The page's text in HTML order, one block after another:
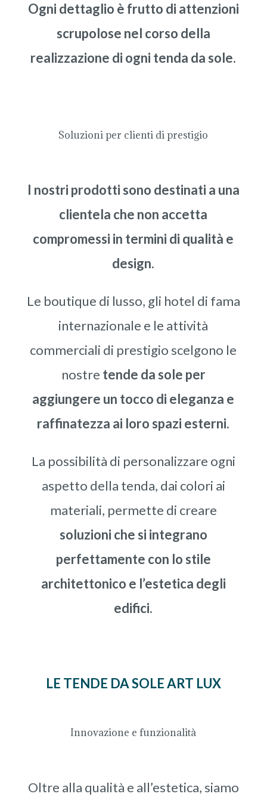
Ogni dettaglio è frutto di attenzioni
scrupolose nel corso della
realizzazione di ogni tenda da sole.
Soluzioni per clienti di prestigio
I nostri prodotti sono destinati a una
clientela che non accetta
compromessi in termini di qualità e
design.
Le boutique di lusso, gli hotel di fama
internazionale e le attività
commerciali di prestigio scelgono le
nostre tende da sole per
aggiungere un tocco di eleganza e
raffinatezza ai loro spazi esterni.
La possibilità di personalizzare ogni
aspetto della tenda, dai colori ai
materiali, permette di creare
soluzioni che si integrano
perfettamente con lo stile
architettonico e l’estetica degli
edifici.
LE TENDE DA SOLE ART LUX
Innovazione e funzionalità
Oltre alla qualità e all’estetica, siamo